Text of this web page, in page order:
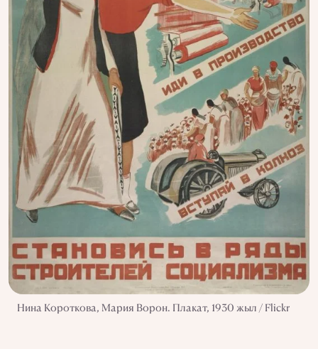
Нина Короткова, Мария Ворон. Плакат, 1930 жыл / Flickr